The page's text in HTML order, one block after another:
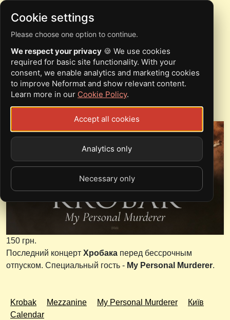
29.04 KROBAK. THE
FINAL SHOW | КИЇВ
Арт-пространство "Mezzanine"
150 грн.
Последний концерт Хробака перед бессрочным
отпуском. Специальный гость - My Personal Murderer.
Krobak Mezzanine My Personal Murderer
Київ
Calendar
Cookie settings
Please choose one option to continue.
We respect your privacy 🍪 We use cookies
required for basic site functionality. With your
consent, we enable analytics and marketing cookies
to improve Neformat and show relevant content.
Learn more in our Cookie Policy.
Accept all cookies
Analytics only
Necessary only